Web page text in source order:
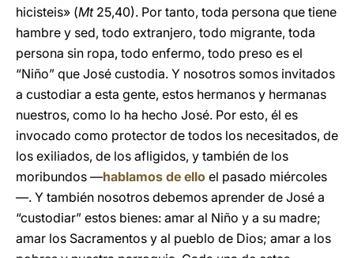
hicisteis» (Mt25,40). Por tanto, toda persona que tiene
hambre y sed, todo extranjero, todo migrante, toda
persona sin ropa, todo enfermo, todo preso es el
“Niño” que José custodia. Y nosotros somos invitados
a custodiar a esta gente, estos hermanos y hermanas
nuestros, como lo ha hecho José. Por esto, él es
invocado como protector de todos los necesitados, de
los exiliados, de los afligidos, y también de los
moribundos —hablamos de ello el pasado miércoles
—. Y también nosotros debemos aprender de José a
“custodiar” estos bienes: amar al Niño y a su madre;
amar los Sacramentos y al pueblo de Dios; amar a los